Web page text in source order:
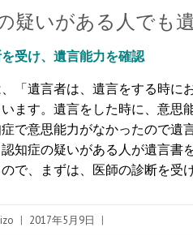
疑いがある人でも
受け、遺言能力を確認
「遺言者は、遺言をする時に
ます。遺言をした時に、意思
で意思能力がなかったので遺
知症の疑いがある人が遺言書
で、まずは、医師の診断を受
| 2017年5月9日 |